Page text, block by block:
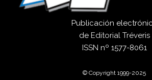
Publicación
de Editorial Tréveris
ISSN nº 1577-8061
© Copyright 1999-2025